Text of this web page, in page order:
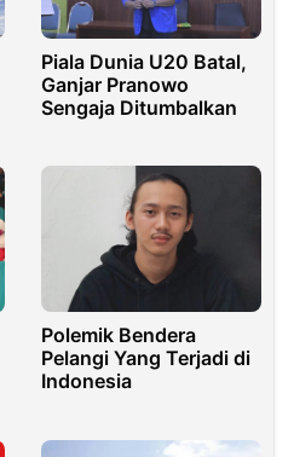
Piala Dunia U20 Batal,
Ganjar Pranowo
Sengaja Ditumbalkan
Polemik Bendera
Pelangi Yang Terjadi di
Indonesia